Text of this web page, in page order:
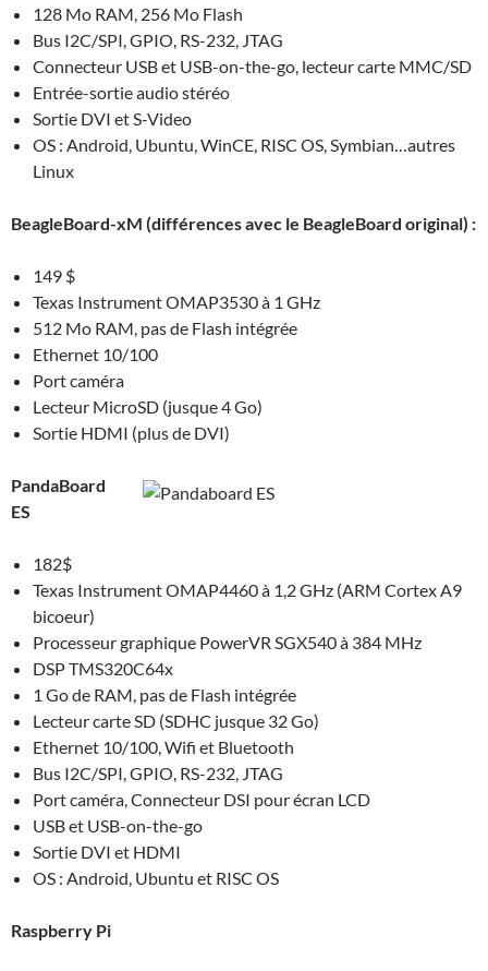
128 Mo RAM, 256 Mo Flash
Bus I2C/SPI, GPIO, RS-232, JTAG
Connecteur USB et USB-on-the-go, lecteur carte MMC/SD
Entrée-sortie audio stéréo
Sortie DVI et S-Video
OS : Android, Ubuntu, WinCE, RISC OS, Symbian…autres
Linux
BeagleBoard-xM (différences avec le BeagleBoard original) :
149 $
Texas Instrument OMAP3530 à 1 GHz
512 Mo RAM, pas de Flash intégrée
Ethernet 10/100
Port caméra
Lecteur MicroSD (jusque 4 Go)
Sortie HDMI (plus de DVI)
PandaBoard
ES
182$
Texas Instrument OMAP4460 à 1,2 GHz (ARM Cortex A9
bicoeur)
Processeur graphique PowerVR SGX540 à 384 MHz
DSP TMS320C64x
1 Go de RAM, pas de Flash intégrée
Lecteur carte SD (SDHC jusque 32 Go)
Ethernet 10/100, Wifi et Bluetooth
Bus I2C/SPI, GPIO, RS-232, JTAG
Port caméra, Connecteur DSI pour écran LCD
USB et USB-on-the-go
Sortie DVI et HDMI
OS : Android, Ubuntu et RISC OS
Raspberry Pi